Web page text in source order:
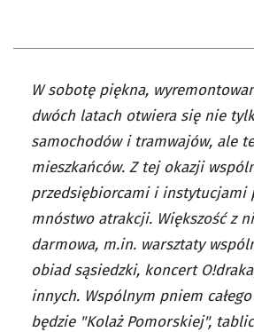
W sobotę piękna,
dwóch latach otwiera się nie
samochodów i tramwajów, ale
mieszkańców. Z tej okazji
przedsiębiorcami i instytucjami
mnóstwo atrakcji. Większość z
darmowa, m.in. warsztaty
obiad sąsiedzki, koncert
innych. Wspólnym pniem
będzie "Kolaż Pomorskiej",